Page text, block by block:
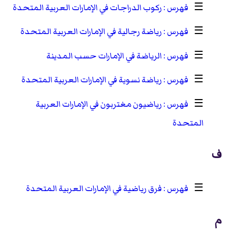
☰
ركوب الدراجات في الإمارات العربية المتحدة
☰
رياضة رجالية في الإمارات العربية المتحدة
☰
الرياضة في الإمارات حسب المدينة
☰
رياضة نسوية في الإمارات العربية المتحدة
☰
رياضيون مغتربون في الإمارات العربية
المتحدة
ف
☰ فرق رياضية في الإمارات العربية المتحدة
م